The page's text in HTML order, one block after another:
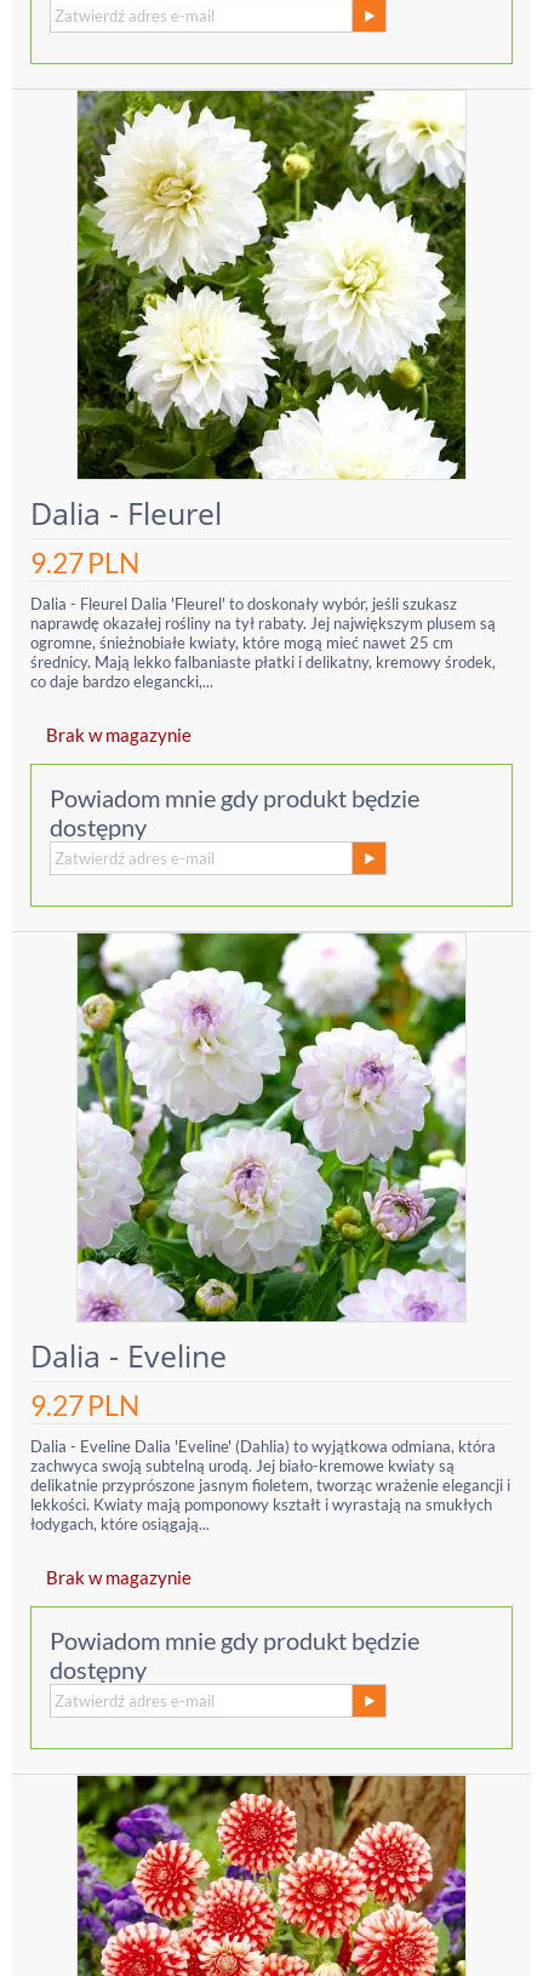
Dalia - Fleurel
9.27PLN
Dalia - Fleurel Dalia 'Fleurel' to doskonały wybór, jeśli szukasz
naprawdę okazałej rośliny na tył rabaty. Jej największym plusem są
ogromne, śnieżnobiałe kwiaty, które mogą mieć nawet 25 cm
średnicy. Mają lekko falbaniaste płatki i delikatny, kremowy środek,
co daje bardzo elegancki,...
Brak w magazynie
Powiadom mnie gdy produkt będzie
dostępny
Dalia - Eveline
9.27PLN
Dalia - Eveline Dalia 'Eveline' (Dahlia) to wyjątkowa odmiana, która
zachwyca swoją subtelną urodą. Jej biało-kremowe kwiaty są
delikatnie przyprószone jasnym fioletem, tworząc wrażenie elegancji i
lekkości. Kwiaty mają pomponowy kształt i wyrastają na smukłych
łodygach, które osiągają...
Brak w magazynie
Powiadom mnie gdy produkt będzie
dostępny